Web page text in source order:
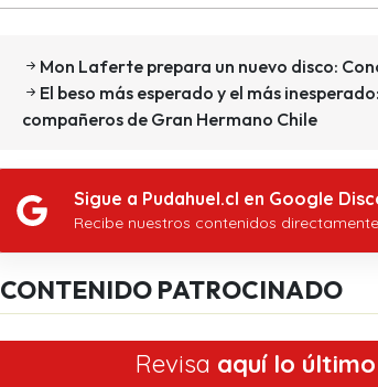
Mon Laferte prepara un nuevo disco:
El beso más esperado y el más
compañeros de Gran Hermano Chile
Sigue a Pudahuel.cl en Google
Recibe nuestros contenidos
CONTENIDO PATROCINADO
Revisa aquí lo último